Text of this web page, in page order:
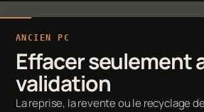
ANCIEN PC
Effacer seulement
validation
La reprise, la revente ou le recyclage